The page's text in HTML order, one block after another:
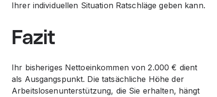
Ihrer individuellen Situation Ratschläge geben kann.
Fazit
Ihr bisheriges Nettoeinkommen von 2.000 € dient
als Ausgangspunkt. Die tatsächliche Höhe der
Arbeitslosenunterstützung, die Sie erhalten, hängt